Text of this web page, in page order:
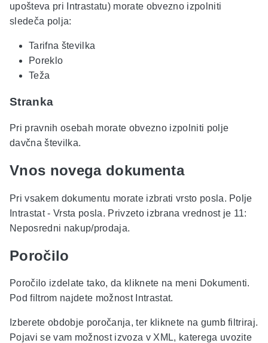
upošteva pri Intrastatu) morate obvezno izpolniti
sledeča polja:
Tarifna številka
Poreklo
Teža
Stranka
Pri pravnih osebah morate obvezno izpolniti polje
davčna številka.
Vnos novega dokumenta
Pri vsakem dokumentu morate izbrati vrsto posla. Polje
Intrastat - Vrsta posla. Privzeto izbrana vrednost je 11:
Neposredni nakup/prodaja.
Poročilo
Poročilo izdelate tako, da kliknete na meni Dokumenti.
Pod filtrom najdete možnost Intrastat.
Izberete obdobje poročanja, ter kliknete na gumb filtriraj.
Pojavi se vam možnost izvoza v XML, katerega uvozite